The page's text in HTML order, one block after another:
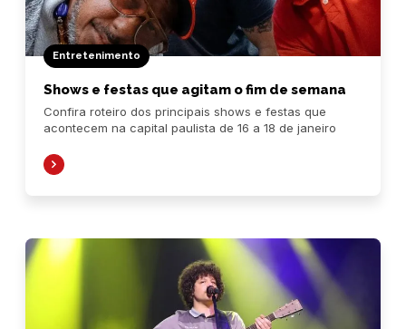
Entretenimento
Shows e festas que agitam o fim de semana
Confira roteiro dos principais shows e festas que
acontecem na capital paulista de 16 a 18 de janeiro